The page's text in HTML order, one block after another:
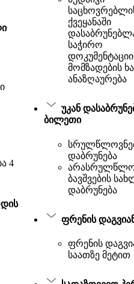
4
ქვეყანაში
საჭირო
მომზადების
ანაზღაურება
უკან
ბილეთი
დაბრუნება
ბავშვების
დაბრუნება
ფრენის
ფრენის
საათზე მეტით